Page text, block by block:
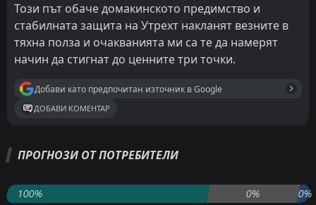
Този път обаче домакинското предимство и
стабилната защита на Утрехт накланят везните в
тяхна полза и очакванията ми са те да намерят
начин да стигнат до ценните три точки.
Добави като предпочитан източник в Google
ДОБАВИ КОМЕНТАР
ПРОГНОЗИ ОТ ПОТРЕБИТЕЛИ
100% 0% 0%